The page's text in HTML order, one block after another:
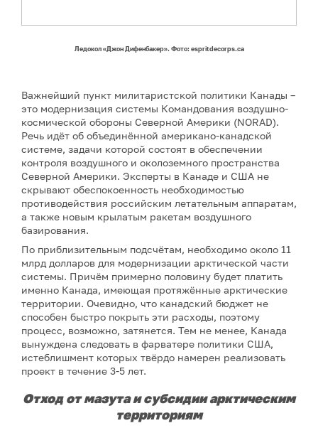
Ледокол «Джон Дифенбакер». Фото: espritdecorps.ca
Важнейший пункт милитаристской политики Канады –
это модернизация системы Командования воздушно-
космической обороны Северной Америки (NORAD).
Речь идёт об объединённой американо-канадской
системе, задачи которой состоят в обеспечении
контроля воздушного и околоземного пространства
Северной Америки. Эксперты в Канаде и США не
скрывают обеспокоенность необходимостью
противодействия российским летательным аппаратам,
а также новым крылатым ракетам воздушного
базирования.
По приблизительным подсчётам, необходимо около 11
млрд долларов для модернизации арктической части
системы. Причём примерно половину будет платить
именно Канада, имеющая протяжённые арктические
территории. Очевидно, что канадский бюджет не
способен быстро покрыть эти расходы, поэтому
процесс, возможно, затянется. Тем не менее, Канада
вынуждена следовать в фарватере политики США,
истеблишмент которых твёрдо намерен реализовать
проект в течение 3-5 лет.
Отход от мазута и субсидии арктическим
территориям